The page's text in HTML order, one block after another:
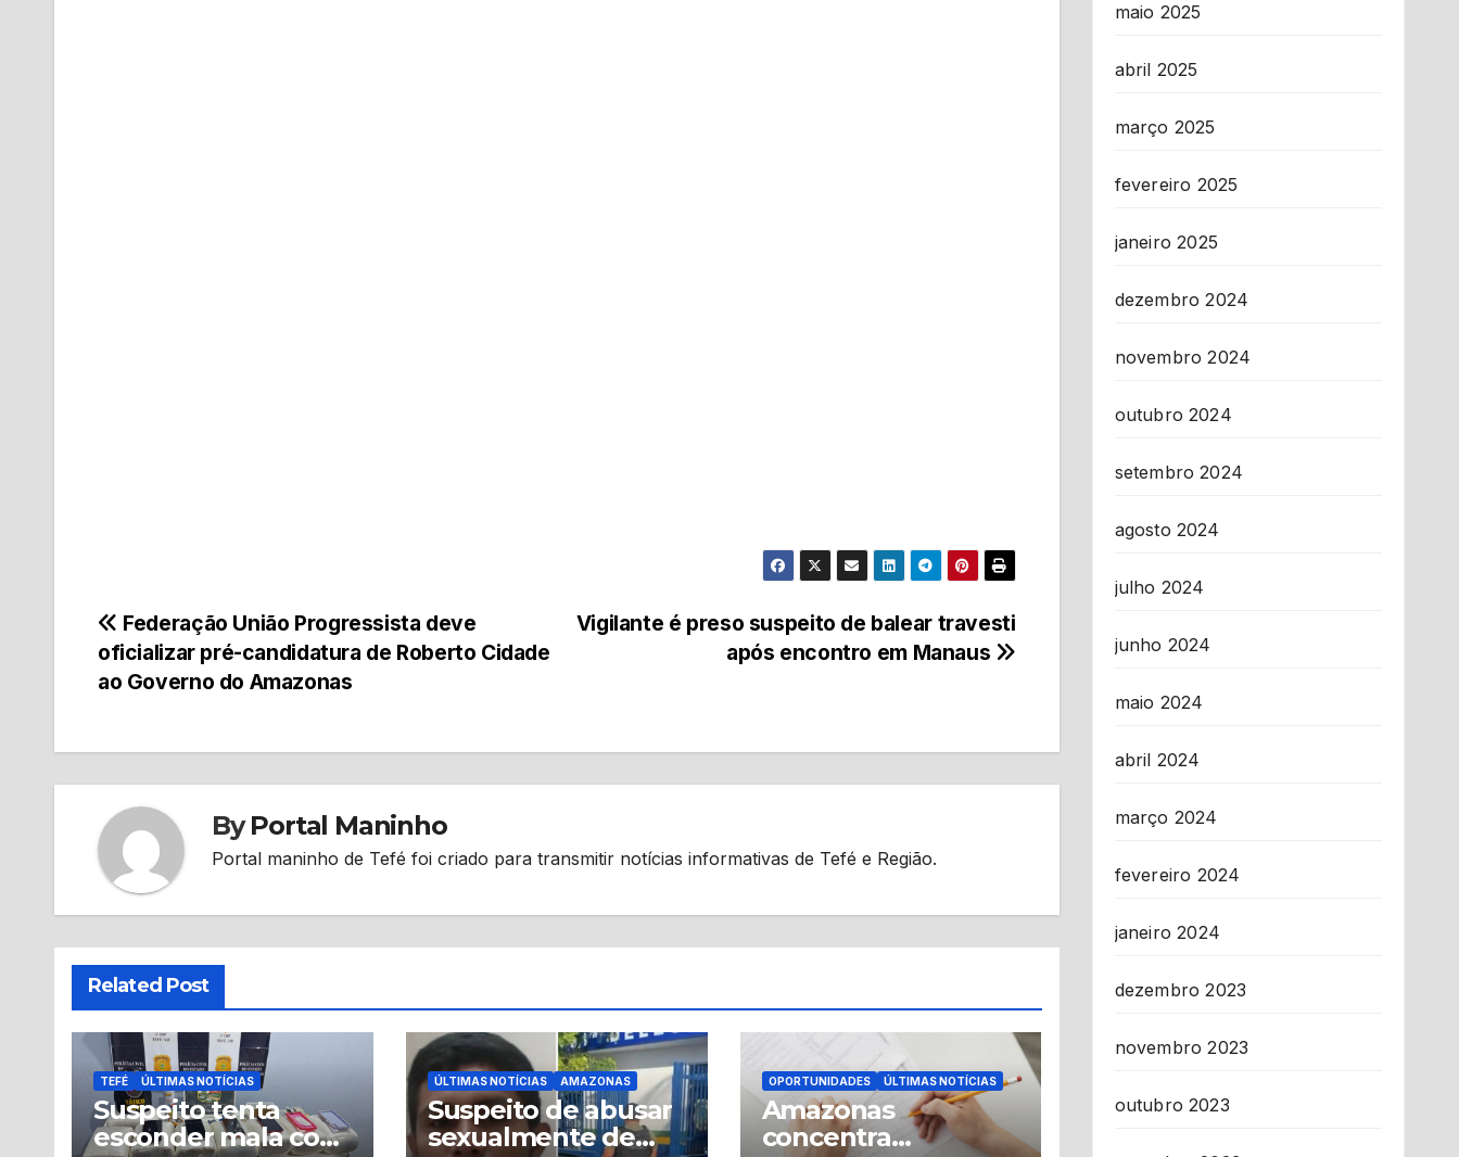
Navegação
de
Vigilante é preso suspeito de balear travesti
após encontro em Manaus
Federação União Progressista deve
oficializar pré-candidatura de Roberto Cidade
ao Governo do Amazonas
ByPortal Maninho
Portal maninho de Tefé foi criado para transmitir notícias informativas de Tefé e Região.
Related Post
TEFÉ ÚLTIMAS NOTÍCIAS
Suspeito tenta
esconder mala com
ÚLTIMAS NOTÍCIAS AMAZONAS
Suspeito de abusar
sexualmente de
OPORTUNIDADES ÚLTIMAS NOTÍCIAS
Amazonas
concentra
maio 2025
abril 2025
março 2025
fevereiro 2025
janeiro 2025
dezembro 2024
novembro 2024
outubro 2024
setembro 2024
agosto 2024
julho 2024
junho 2024
maio 2024
abril 2024
março 2024
fevereiro 2024
janeiro 2024
dezembro 2023
novembro 2023
outubro 2023